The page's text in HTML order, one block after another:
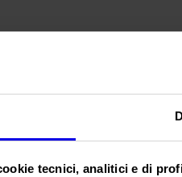
tecnici, analitici e di